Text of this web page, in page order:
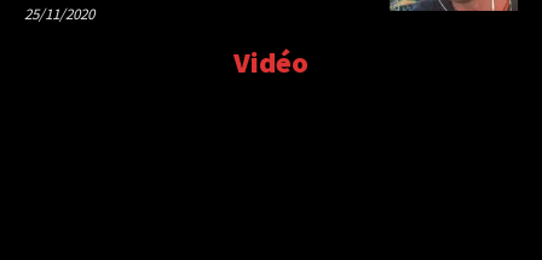
25/11/2020
Vidéo